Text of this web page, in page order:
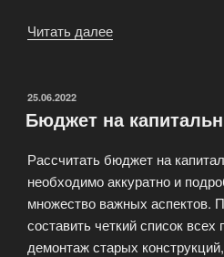
Читать далее
ремонт?»
ОПУБЛИКОВАНО
25.06.2022
Бюджет на
Рассчитать бюджет на
необходимо аккуратно и
множество важных аспектов.
составить четкий список
демонтаж старых